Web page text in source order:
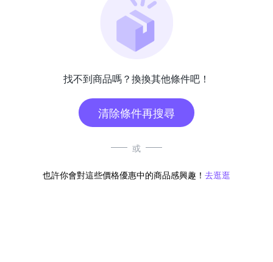
找不到商品嗎？換換其他條件吧！
清除條件再搜尋
或
也許你會對這些價格優惠中的商品感興趣！ 去逛逛